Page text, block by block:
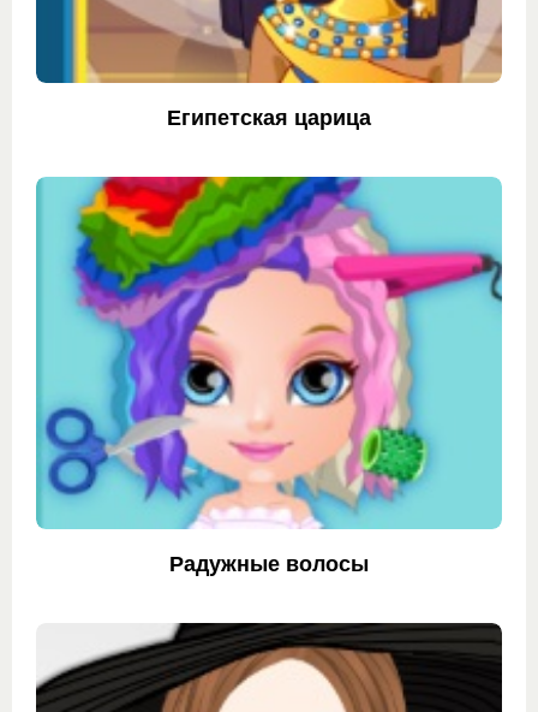
Египетская царица
Радужные волосы